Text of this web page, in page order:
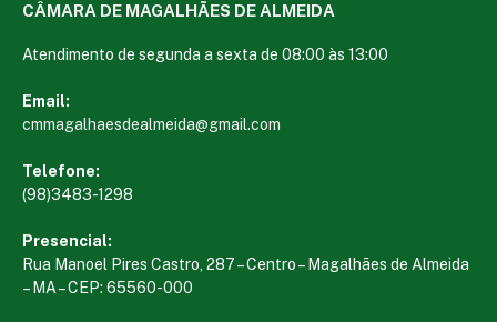
CÂMARA DE MAGALHÃES DE ALMEIDA
Atendimento de segunda a sexta de 08:00 às 13:00
Email:
cmmagalhaesdealmeida@gmail.com
Telefone:
(98)3483-1298
Presencial:
Rua Manoel Pires Castro, 287 – Centro – Magalhães de Almeida
– MA – CEP: 65560-000